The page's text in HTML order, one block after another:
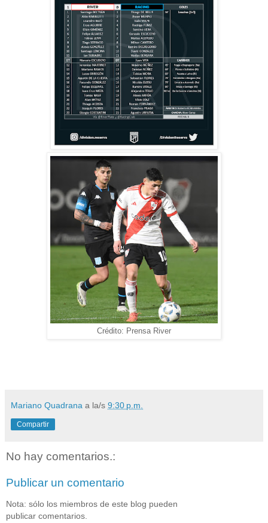
Crédito: Prensa River
Mariano Quadrana a la/s 9:30 p.m.
Compartir
No hay comentarios.:
Publicar un comentario
Nota: sólo los miembros de este blog pueden
publicar comentarios.